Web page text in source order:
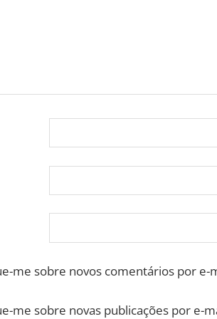
me sobre novos comentários por e-
me sobre novas publicações por e-